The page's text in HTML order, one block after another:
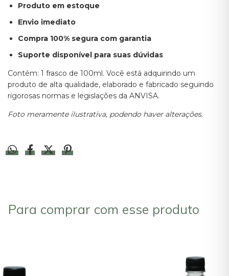
Produto em estoque
Envio imediato
Compra 100% segura com garantia
Suporte disponível para suas dúvidas
Contém: 1 frasco de 100ml. Você está adquirindo um
produto de alta qualidade, elaborado e fabricado seguindo
rigorosas normas e legislações da ANVISA.
Foto meramente ilustrativa, podendo haver alterações.
Para comprar com esse produto